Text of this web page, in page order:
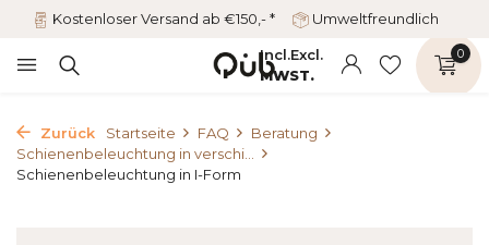
Kostenloser Versand ab €150,- * Umweltfreundlich
Incl.Excl.
MWST.
0
Zurück Startseite FAQ
Beratung
Schienenbeleuchtung in verschi...
Schienenbeleuchtung in I-Form